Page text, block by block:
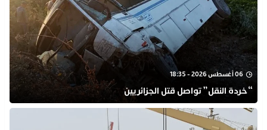
06 أغسطس 2026 - 18:35
“خردة النقل” تواصل قتل الجزائريين